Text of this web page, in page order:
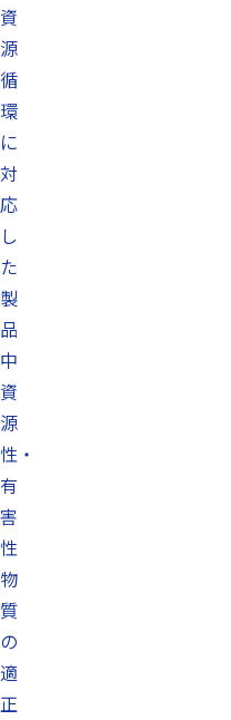
資
源
循
環
に
対
応
し
た
製
品
中
資
源
性・
有
害
性
物
質
の
適
正